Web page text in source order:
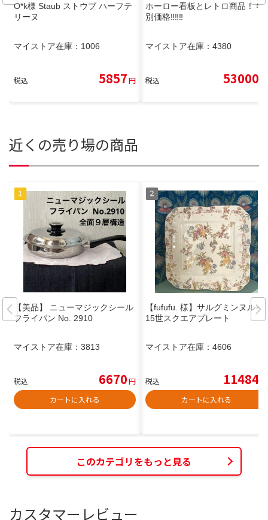
O*k様 Staub ストウブ ハーフテ
リーヌ
マイストア在庫： 1006
税込 5857円
ホーロー看板とレトロ商品！ 特
別価格‼️‼️‼️
マイストア在庫： 4380
税込 53000
近くの売り場の商品
【美品】 ニューマジックシール
フライパン No. 2910
マイストア在庫： 3813
税込 6670円
カートに入れる
【fufufu. 様】サルグミンヌルイ
15世スクエアプレート
マイストア在庫： 4606
税込 11484
カートに入れる
このカテゴリをもっと見る
カスタマーレビュー